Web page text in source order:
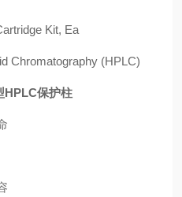
Kit, Ea
Chromatography (HPLC)
HPLC保护柱